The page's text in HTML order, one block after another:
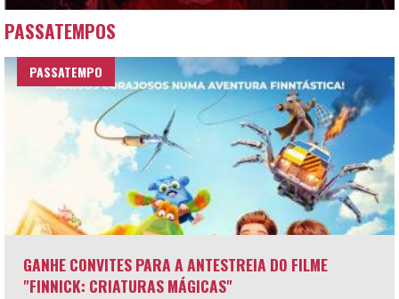
PASSATEMPOS
PASSATEMPO
GANHE CONVITES PARA A ANTESTREIA DO FILME
"FINNICK: CRIATURAS MÁGICAS"